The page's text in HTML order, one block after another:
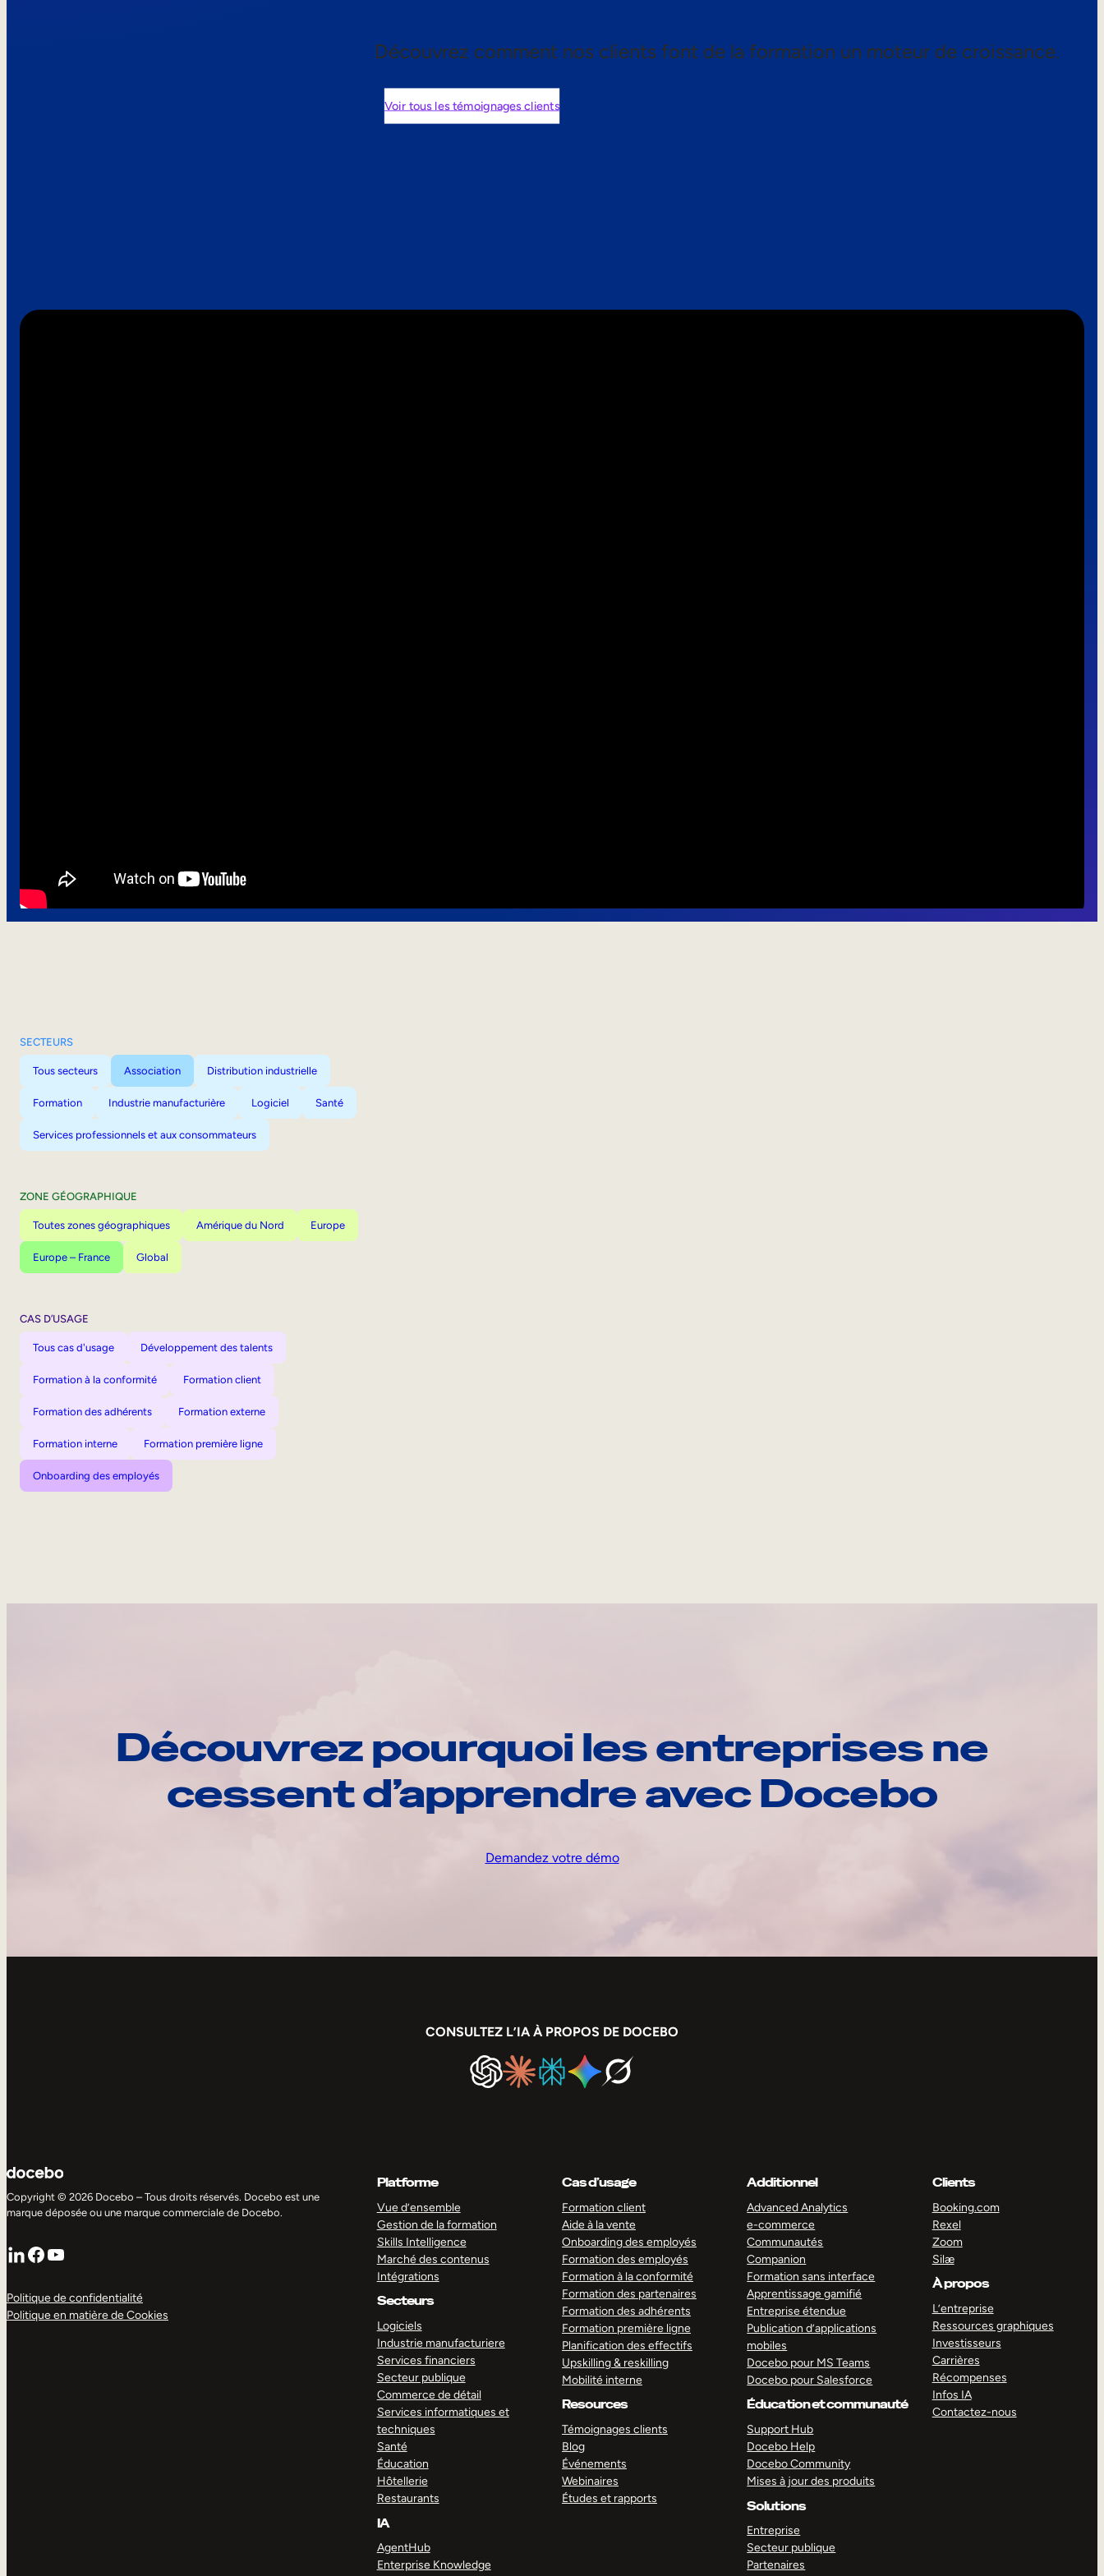
Découvrez comment nos clients font de la formation un moteur de croissance.
Voir tous les témoignages clients
SECTEURS
Tous secteurs Association Distribution industrielle
Formation Industrie manufacturière Logiciel Santé
Services professionnels et aux consommateurs
ZONE GÉOGRAPHIQUE
Toutes zones géographiques Amérique du Nord Europe
Europe – France Global
CAS D’USAGE
Tous cas d'usage Développement des talents
Formation à la conformité Formation client
Formation des adhérents Formation externe
Formation interne Formation première ligne
Onboarding des employés
Découvrez pourquoi les entreprises ne
cessent d’apprendre avec Docebo
Demandez votre démo
CONSULTEZ L’IA À PROPOS DE DOCEBO
Copyright © 2026 Docebo – Tous droits réservés. Docebo est une
marque déposée ou une marque commerciale de Docebo.
LinkedIn
Facebook
YouTube
Politique de confidentialité
Politique en matière de Cookies
Platforme
Vue d’ensemble
Gestion de la formation
Skills Intelligence
Marché des contenus
Intégrations
Secteurs
Logiciels
Industrie manufacturiere
Services financiers
Secteur publique
Commerce de détail
Services informatiques et
techniques
Santé
Éducation
Hôtellerie
Restaurants
IA
AgentHub
Enterprise Knowledge
Cas d’usage
Formation client
Aide à la vente
Onboarding des employés
Formation des employés
Formation à la conformité
Formation des partenaires
Formation des adhérents
Formation première ligne
Planification des effectifs
Upskilling & reskilling
Mobilité interne
Resources
Témoignages clients
Blog
Événements
Webinaires
Études et rapports
Additionnel
Advanced Analytics
e-commerce
Communautés
Companion
Formation sans interface
Apprentissage gamifié
Entreprise étendue
Publication d’applications
mobiles
Docebo pour MS Teams
Docebo pour Salesforce
Éducation et communauté
Support Hub
Docebo Help
Docebo Community
Mises à jour des produits
Solutions
Entreprise
Secteur publique
Partenaires
Clients
Booking.com
Rexel
Zoom
Silæ
À propos
L’entreprise
Ressources graphiques
Investisseurs
Carrières
Récompenses
Infos IA
Contactez-nous